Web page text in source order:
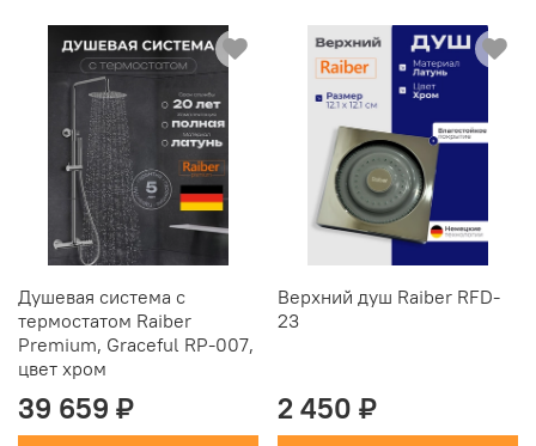
Душевая система с
термостатом Raiber
Premium, Graceful RP-007,
цвет хром
39 659 ₽
Верхний душ Raiber RFD-
23
2 450 ₽